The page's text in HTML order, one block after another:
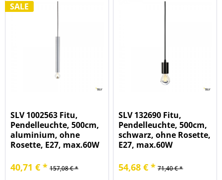
SALE
SLV 1002563 Fitu,
Pendelleuchte, 500cm,
aluminium, ohne
Rosette, E27, max.60W
40,71 € * 157,08 € *
SLV 132690 Fitu,
Pendelleuchte, 500cm,
schwarz, ohne Rosette,
E27, max.60W
54,68 € * 71,40 € *